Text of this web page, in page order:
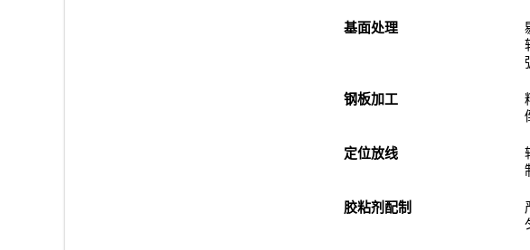
基面处理
钢板加工
定位放线
胶粘剂配制